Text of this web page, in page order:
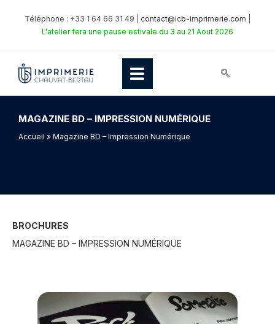
Téléphone : +33 1 64 66 31 49 | contact@icb-imprimerie.com
L'atelier fera une pause estivale du 3 au 21 Aout 2026
MAGAZINE BD – IMPRESSION NUMÉRIQUE
Accueil » Magazine BD – Impression Numérique
BROCHURES
MAGAZINE BD – IMPRESSION NUMÉRIQUE